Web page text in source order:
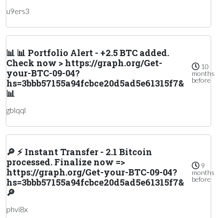
u9ers3
📊 📊 Portfolio Alert - +2.5 BTC added.
Check now > https://graph.org/Get-
your-BTC-09-04?
hs=3bbb57155a94fcbce20d5ad5e61315f7&
📊
10
months
before
gblqql
🔎 ⚡ Instant Transfer - 2.1 Bitcoin
processed. Finalize now =>
https://graph.org/Get-your-BTC-09-04?
hs=3bbb57155a94fcbce20d5ad5e61315f7&
🔎
9
months
before
phvi8x